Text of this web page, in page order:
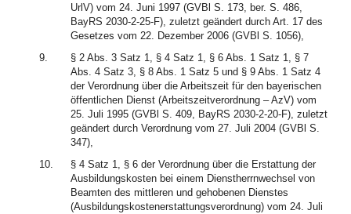
UrlV) vom 24. Juni 1997 (GVBl S. 173, ber. S. 486,
BayRS 2030-2-25-F), zuletzt geändert durch Art. 17 des
Gesetzes vom 22. Dezember 2006 (GVBl S. 1056),
9.
§ 2 Abs. 3 Satz 1, § 4 Satz 1, § 6 Abs. 1 Satz 1, § 7
Abs. 4 Satz 3, § 8 Abs. 1 Satz 5 und § 9 Abs. 1 Satz 4
der Verordnung über die Arbeitszeit für den bayerischen
öffentlichen Dienst (Arbeitszeitverordnung – AzV) vom
25. Juli 1995 (GVBl S. 409, BayRS 2030-2-20-F), zuletzt
geändert durch Verordnung vom 27. Juli 2004 (GVBl S.
347),
10.
§ 4 Satz 1, § 6 der Verordnung über die Erstattung der
Ausbildungskosten bei einem Dienstherrnwechsel von
Beamten des mittleren und gehobenen Dienstes
(Ausbildungskostenerstattungsverordnung) vom 24. Juli